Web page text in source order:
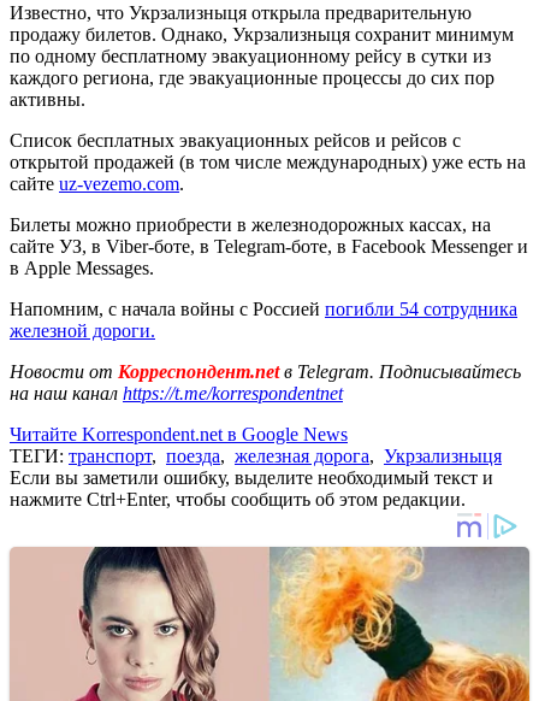
Известно, что Укрзализныця открыла предварительную
продажу билетов. Однако, Укрзализныця сохранит минимум
по одному бесплатному эвакуационному рейсу в сутки из
каждого региона, где эвакуационные процессы до сих пор
активны.
Список бесплатных эвакуационных рейсов и рейсов с
открытой продажей (в том числе международных) уже есть на
сайте uz-vezemo.com.
Билеты можно приобрести в железнодорожных кассах, на
сайте УЗ, в Viber-боте, в Telegram-боте, в Facebook Messenger и
в Apple Messages.
Напомним, с начала войны с Россией погибли 54 сотрудника
железной дороги.
Новости от Корреспондент.netв Telegram. Подписывайтесь
на наш канал https://t.me/korrespondentnet
Читайте Korrespondent.net в Google News
ТЕГИ: транспорт, поезда, железная дорога, Укрзализныця
Если вы заметили ошибку, выделите необходимый текст и
нажмите Ctrl+Enter, чтобы сообщить об этом редакции.